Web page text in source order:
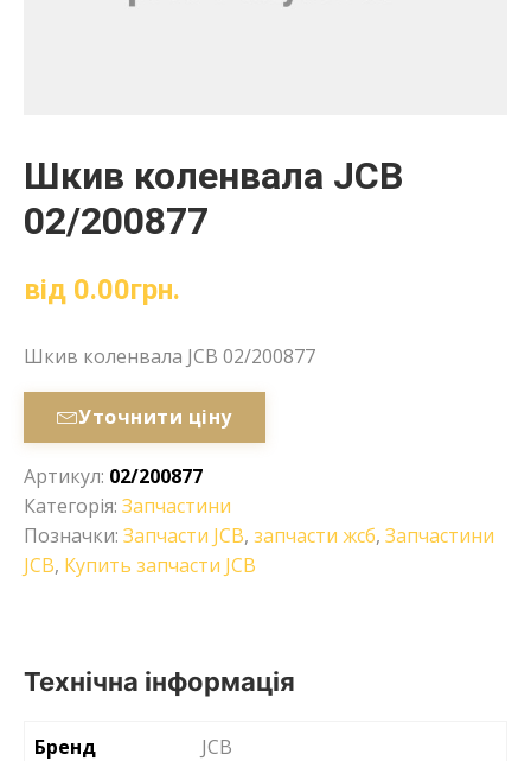
Шкив коленвала JCB
02/200877
від 0.00грн.
Шкив коленвала JCB 02/200877
Уточнити ціну
Артикул: 02/200877
Категорія: Запчастини
Позначки: Запчасти JCB, запчасти жсб, Запчастини
JCB, Купить запчасти JCB
Технічна інформація
Бренд
JCB